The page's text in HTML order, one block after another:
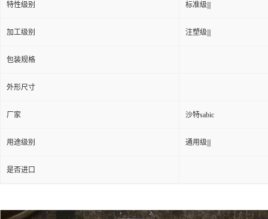
特性级别 标准级|||
加工级别 注塑级|||
包装规格
外形尺寸
厂家 沙特sabic
用途级别 通用级|||
是否进口